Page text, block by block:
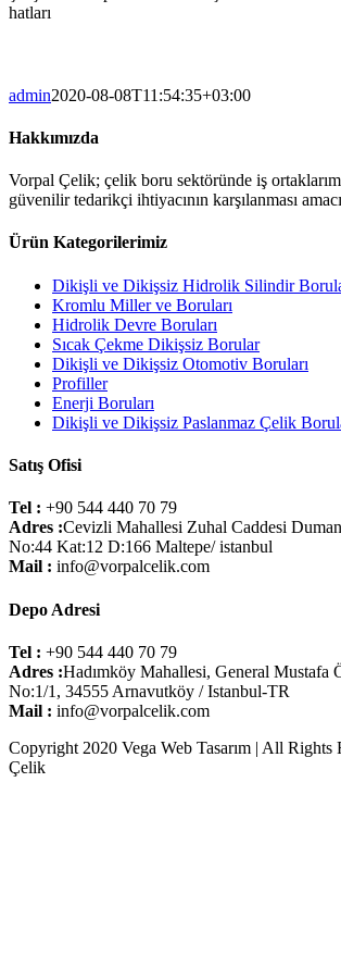
hatları
admin2020-08-08T11:54:35+03:00
Hakkımızda
Vorpal Çelik; çelik boru sektöründe iş
güvenilir tedarikçi ihtiyacının karşılanması
Ürün Kategorilerimiz
Dikişli ve Dikişsiz Hidrolik Silindir
Kromlu Miller ve Boruları
Hidrolik Devre Boruları
Sıcak Çekme Dikişsiz Borular
Dikişli ve Dikişsiz Otomotiv Boruları
Profiller
Enerji Boruları
Dikişli ve Dikişsiz Paslanmaz Çelik
Satış Ofisi
Tel : +90 544 440 70 79
Adres :Cevizli Mahallesi Zuhal Caddesi
No:44 Kat:12 D:166 Maltepe/ istanbul
Mail : info@vorpalcelik.com
Depo Adresi
Tel : +90 544 440 70 79
Adres :Hadımköy Mahallesi, General Mustafa
No:1/1, 34555 Arnavutköy / Istanbul-TR
Mail : info@vorpalcelik.com
Copyright 2020 Vega Web Tasarım | All Rights
Çelik